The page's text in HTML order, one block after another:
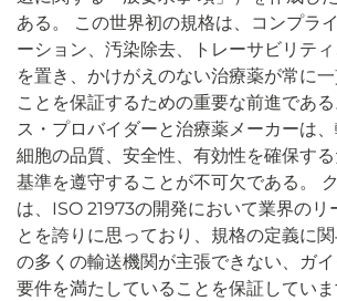
ある。 この世界初の規格は、コンプラ
ーション、汚染除去、トレーサビリテ
を置き、かけがえのない治療薬が常に
ことを保証するための重要な前進であ
ス・プロバイダーと治療薬メーカーは
細胞の品質、安全性、有効性を確保す
基準を遵守することが不可欠である。
は、ISO 21973の開発において業界のリ
とを誇りに思っており、規格の定義に
の多くの輸送機関が主張できない、ガ
要件を満たしていることを保証していま